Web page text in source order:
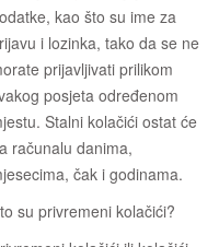
kao što su ime za
i lozinka, tako da se ne
prijavljivati prilikom
posjeta određenom
Stalni kolačići ostat će
računalu danima,
čak i godinama.
su privremeni kolačići?